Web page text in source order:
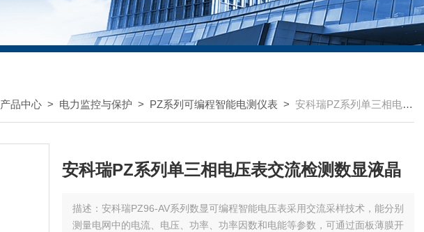
产品中心 > 电力监控与保护 > PZ系列可编程智能电测仪表 > 安科瑞PZ系列单三相电压表交流检测数显液晶
安科瑞PZ系列单三相电压表交流检测数显液晶
描述： 安科瑞PZ96-AV系列数显可编程智能电压表采用交流采样技术，能分别
测量电网中的电流、电压、功率、功率因数和电能等参数，可通过面板薄膜开